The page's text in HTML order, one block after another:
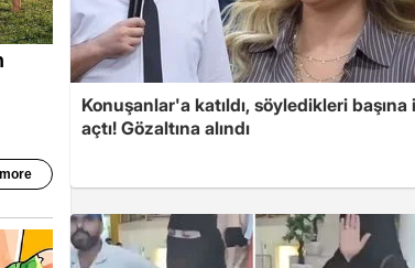
Konuşanlar'a katıldı, söyledikleri başına
açtı! Gözaltına alındı